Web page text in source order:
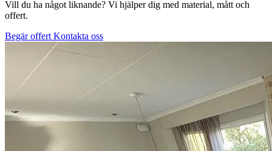
Vill du ha något liknande? Vi hjälper dig med material, mått och
offert.
Begär offert Kontakta oss